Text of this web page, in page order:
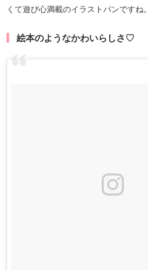
くて遊び心満載のイラストパンですね。
絵本のようなかわいらしさ♡